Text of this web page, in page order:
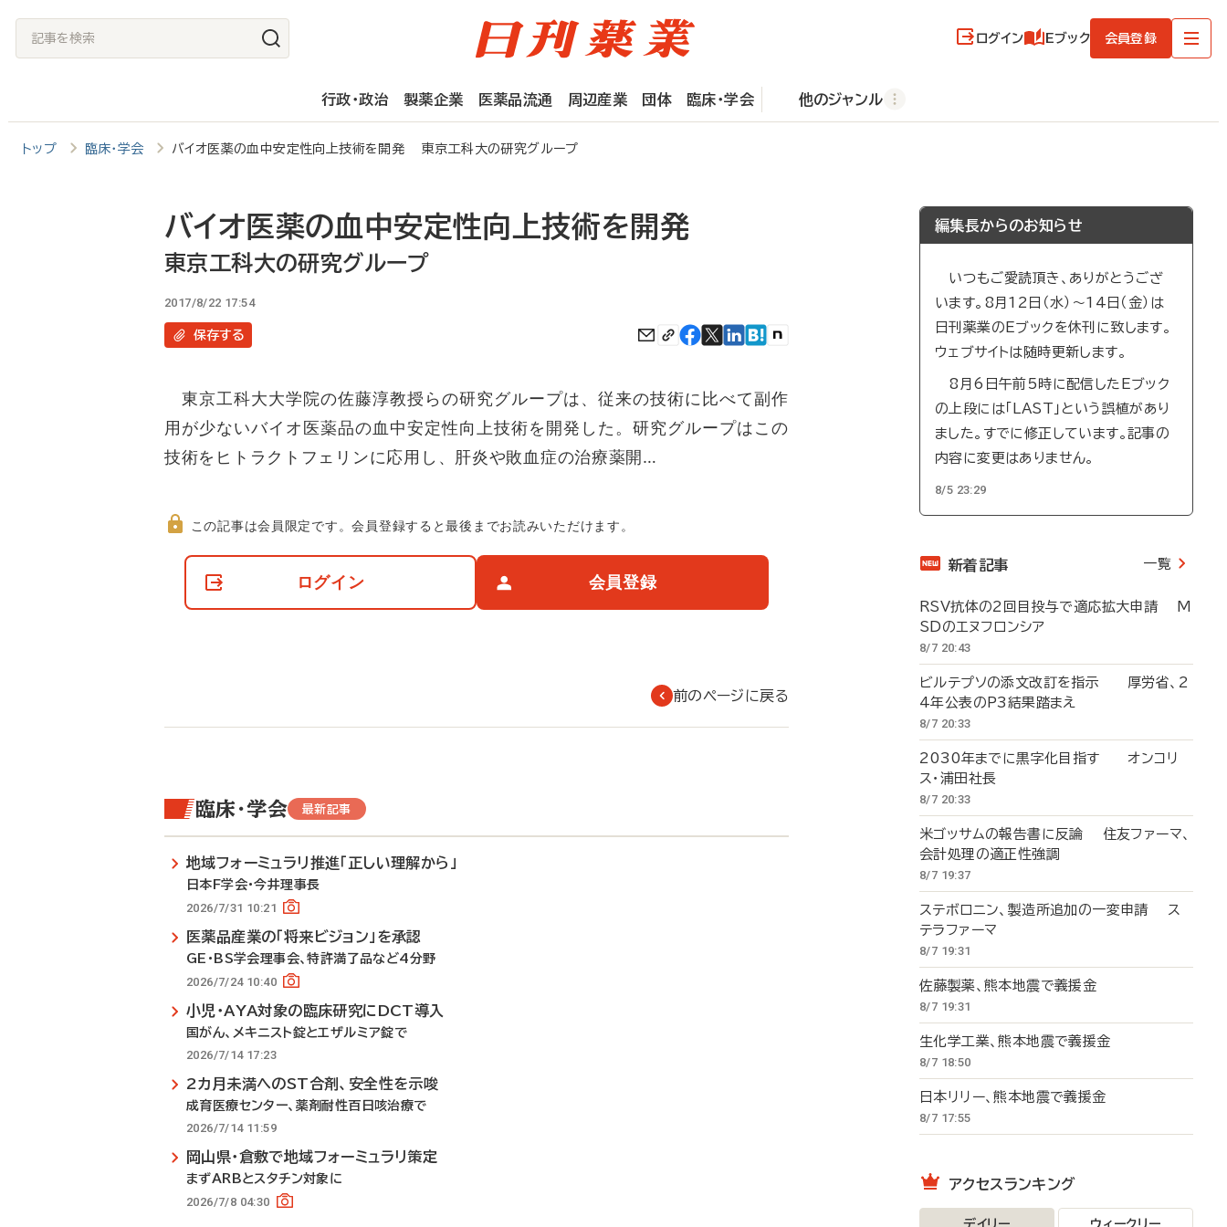
記
事
検
索
ログイン Eブック 会員登録
行政・政治 製薬企業 医薬品流通 周辺産業 団体 臨床・学会 他のジャンル
トップ 臨床・学会 バイオ医薬の血中安定性向上技術を開発 東京工科大の研究グループ
バイオ医薬の血中安定性向上技術を開発
東京工科大の研究グループ
2017/8/22 17:54
保存する
東京工科大大学院の佐藤淳教授らの研究グループは、従来の技術に比べて副作
用が少ないバイオ医薬品の血中安定性向上技術を開発した。研究グループはこの
技術をヒトラクトフェリンに応用し、肝炎や敗血症の治療薬開…
て
この記事は会員限定です。会員登録すると最後までお読みいただけます。
ログイン 会員登録
前のページに戻る
臨床・学会 最新記事
地域フォーミュラリ推進「正しい理解から」
日本F学会・今井理事長
2026/7/31 10:21
医薬品産業の「将来ビジョン」を承認
GE・BS学会理事会、特許満了品など4分野
2026/7/24 10:40
小児・AYA対象の臨床研究にDCT導入
国がん、メキニスト錠とエザルミア錠で
2026/7/14 17:23
2カ月未満へのST合剤、安全性を示唆
成育医療センター、薬剤耐性百日咳治療で
2026/7/14 11:59
岡山県・倉敷で地域フォーミュラリ策定
まずARBとスタチン対象に
2026/7/8 04:30
編集長からのお知らせ
いつもご愛読頂き、ありがとうござ
います。8月12日（水）～14日（金）は
日刊薬業のEブックを休刊に致します。
ウェブサイトは随時更新します。
8月6日午前5時に配信したEブック
の上段には「LAST」という誤植があり
ました。すでに修正しています。記事の
内容に変更はありません。
8/5 23:29
新着記事 一覧
RSV抗体の2回目投与で適応拡大申請 M
SDのエヌフロンシア
8/7 20:43
ビルテプソの添文改訂を指示 厚労省、2
4年公表のP3結果踏まえ
8/7 20:33
2030年までに黒字化目指す オンコリ
ス・浦田社長
8/7 20:33
米ゴッサムの報告書に反論 住友ファーマ、
会計処理の適正性強調
8/7 19:37
ステボロニン、製造所追加の一変申請 ス
テラファーマ
8/7 19:31
佐藤製薬、熊本地震で義援金
8/7 19:31
生化学工業、熊本地震で義援金
8/7 18:50
日本リリー、熊本地震で義援金
8/7 17:55
アクセスランキング
デイリー ウィークリー